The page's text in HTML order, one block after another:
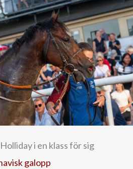
i en klass för sig
galopp